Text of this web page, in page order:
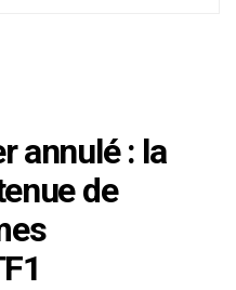
annulé : la
de